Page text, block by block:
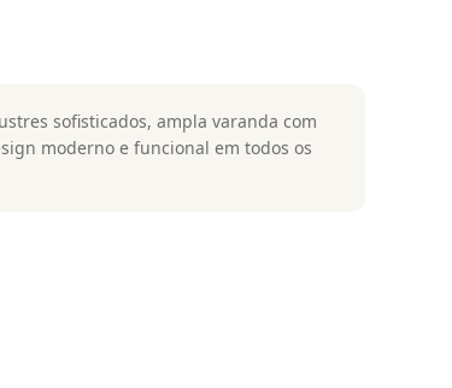
sofisticados, ampla varanda com
moderno e funcional em todos os